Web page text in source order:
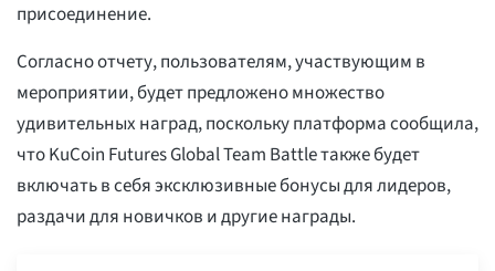
присоединение.
Согласно отчету, пользователям, участвующим в
мероприятии, будет предложено множество
удивительных наград, поскольку платформа сообщила,
что KuCoin Futures Global Team Battle также будет
включать в себя эксклюзивные бонусы для лидеров,
раздачи для новичков и другие награды.